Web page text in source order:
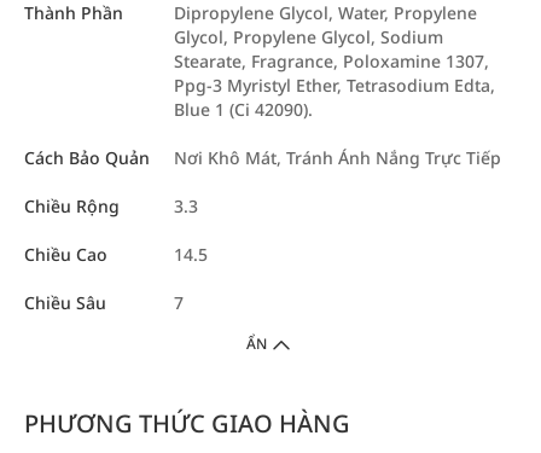
Thành Phần
Dipropylene Glycol, Water, Propylene
Glycol, Propylene Glycol, Sodium
Stearate, Fragrance, Poloxamine 1307,
Ppg-3 Myristyl Ether, Tetrasodium Edta,
Blue 1 (Ci 42090).
Cách Bảo Quản Nơi Khô Mát, Tránh Ánh Nắng Trực Tiếp
Chiều Rộng 3.3
Chiều Cao 14.5
Chiều Sâu 7
ẨN
PHƯƠNG THỨC GIAO HÀNG